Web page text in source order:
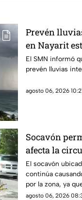
Prevén
en Nayarit
El SMN informó
prevén lluvias
agosto 06, 2026
Socavón
afecta la
El socavón
continúa
por la zona, ya
ocasiones, vuelve
agosto 06, 2026